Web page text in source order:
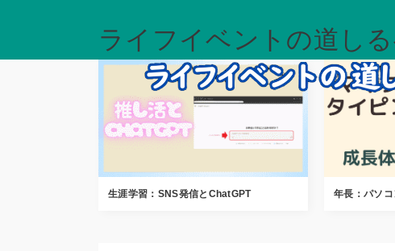
ライフイベントの道し
生涯学習：SNS発信とChatGPT 年長：パソ